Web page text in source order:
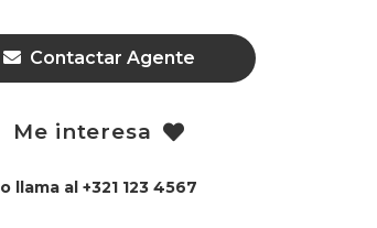
Contactar Agente
Me interesa
o llama al +321 123 4567